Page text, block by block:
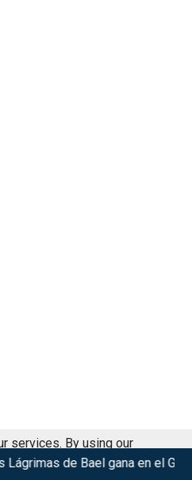
gana en el GIFF 2026
services. By using our
of cookies.
Got it